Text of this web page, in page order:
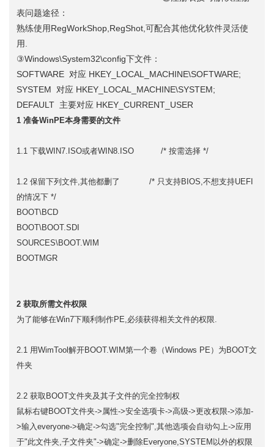
表问题途径：
熟练使用RegWorkShop,RegShot,可配合其他优化软件灵活使
用.
③Windows\System32\config下文件：
SOFTWARE 对应 HKEY_LOCAL_MACHINE\SOFTWARE;
SYSTEM 对应 HKEY_LOCAL_MACHINE\SYSTEM;
DEFAULT 主要对应 HKEY_CURRENT_USER
1 准备WinPE本身需要的文件
1.1 下载WIN7.ISO或者WIN8.ISO /* 按需选择 */
1.2 保留下列文件,其他都删了 /* 只支持BIOS,不想支持UEFI
的情况下 */
BOOT\BCD
BOOT\BOOT.SDI
SOURCES\BOOT.WIM
BOOTMGR
2 获取所需文件权限
为了能够在Win7下顺利制作PE,必须获得相关文件的权限.
2.1 用WimTool解开BOOT.WIM第一个卷（Windows PE）为BOOT文
件夹
2.2 获取BOOT文件夹及其子文件的完全控制权
鼠标右键BOOT文件夹->属性->安全选项卡->高级->更改权限->添加-
>输入everyone->确定->勾选"完全控制",其他选项会自动勾上->应用
于"此文件夹,子文件夹"->确定->删除Everyone,SYSTEM以外的权限